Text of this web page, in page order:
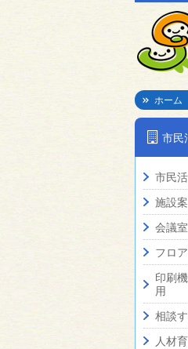
ホーム
市民
市民
施設
会議
フロ
印刷
用
相談
人材